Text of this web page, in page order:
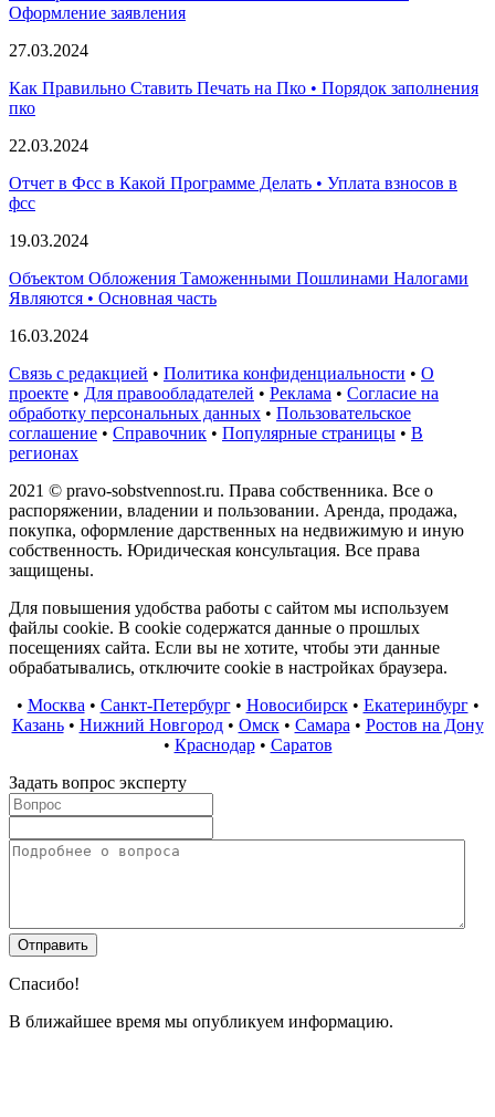
Оформление заявления
27.03.2024
Как Правильно Ставить Печать на Пко • Порядок заполнения
пко
22.03.2024
Отчет в Фсс в Какой Программе Делать • Уплата взносов в
фсс
19.03.2024
Объектом Обложения Таможенными Пошлинами Налогами
Являются • Основная часть
16.03.2024
Связь с редакцией • Политика конфиденциальности • О
проекте • Для правообладателей • Реклама • Согласие на
обработку персональных данных • Пользовательское
соглашение • Справочник • Популярные страницы • В
регионах
2021 © pravo-sobstvennost.ru. Права собственника. Все о
распоряжении, владении и пользовании. Аренда, продажа,
покупка, оформление дарственных на недвижимую и иную
собственность. Юридическая консультация. Все права
защищены.
Для повышения удобства работы с сайтом мы используем
файлы cookie. В cookie содержатся данные о прошлых
посещениях сайта. Если вы не хотите, чтобы эти данные
обрабатывались, отключите cookie в настройках браузера.
• Москва • Санкт-Петербург• Новосибирск• Екатеринбург•
Казань• Нижний Новгород• Омск• Самара • Ростов на Дону
• Краснодар• Саратов
Задать вопрос эксперту
Спасибо!
В ближайшее время мы опубликуем информацию.